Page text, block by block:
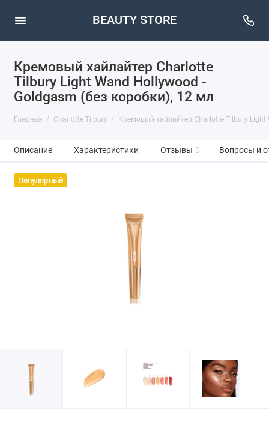
BEAUTY STORE
Кремовый хайлайтер Charlotte
Tilbury Light Wand Hollywood -
Goldgasm (без коробки), 12 мл
Главная Charlotte Tilbury Кремовый хайлайтер Charlotte Tilbury
Описание Характеристики Отзывы 0 Вопросы и
Популярный